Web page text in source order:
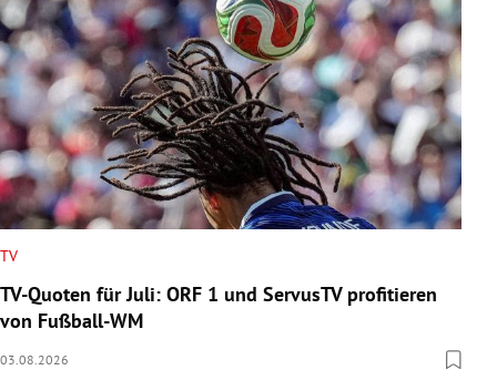
TV
TV-Quoten für Juli: ORF 1 und ServusTV profitieren
von Fußball-WM
03.08.2026